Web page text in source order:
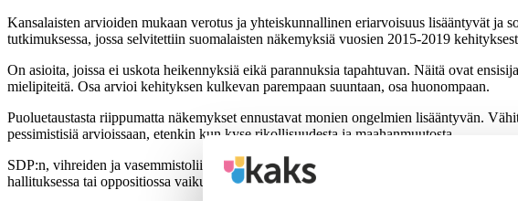
Kansalaisten arvioiden mukaan verotus ja yhteiskunnallinen eriarvoisuus lisääntyvät
tutkimuksessa, jossa selvitettiin suomalaisten näkemyksiä vuosien 2015-2019
On asioita, joissa ei uskota heikennyksiä eikä parannuksia tapahtuvan. Näitä ovat
mielipiteitä. Osa arvioi kehityksen kulkevan parempaan suuntaan, osa huonompaan.
Puoluetaustasta riippumatta näkemykset ennustavat monien ongelmien lisääntyvän.
pessimistisiä arvioissaan, etenkin kun kyse rikollisuudesta ja maahanmuutosta.
SDP:n, vihreiden ja vasemmistoliiton kannattajat eivät näe valoa juuri missään
hallituksessa tai oppositiossa vaikuttaa arvioihin tulevasta kehityksestä.